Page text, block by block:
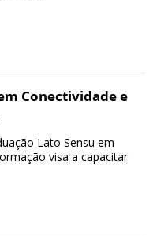
Conectividade e
Lato Sensu em
visa a capacitar